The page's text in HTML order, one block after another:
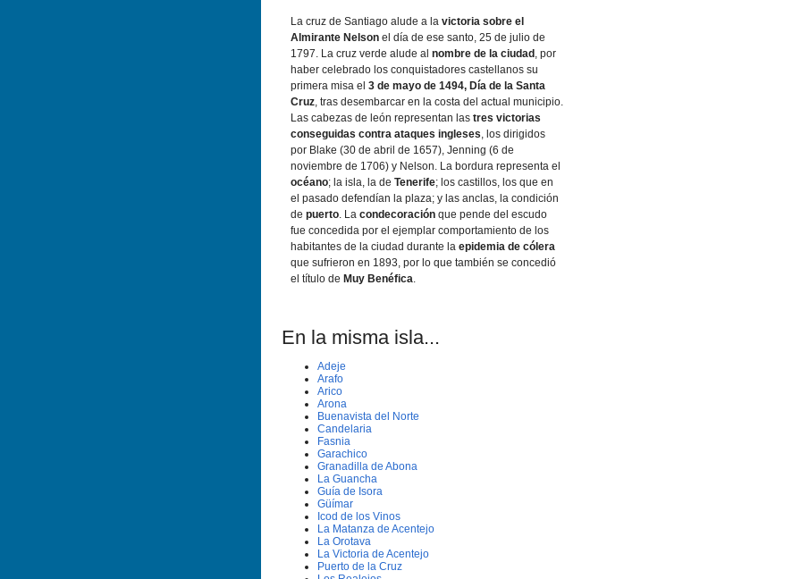
La cruz de Santiago alude a la victoria sobre el
Almirante Nelson el día de ese santo, 25 de julio de
1797. La cruz verde alude al nombre de la ciudad , por
haber celebrado los conquistadores castellanos su
primera misa el 3 de mayo de 1494, Día de la Santa
Cruz, tras desembarcar en la costa del actual municipio.
Las cabezas de león representan las tres victorias
conseguidas contra ataques ingleses, los dirigidos
por Blake (30 de abril de 1657), Jenning (6 de
noviembre de 1706) y Nelson. La bordura representa el
océano; la isla, la de Tenerife; los castillos, los que en
el pasado defendían la plaza; y las anclas, la condición
de puerto. La condecoración que pende del escudo
fue concedida por el ejemplar comportamiento de los
habitantes de la ciudad durante la epidemia de cólera
que sufrieron en 1893, por lo que también se concedió
el título de Muy Benéfica.
En la misma isla...
Adeje
Arafo
Arico
Arona
Buenavista del Norte
Candelaria
Fasnia
Garachico
Granadilla de Abona
La Guancha
Guí­a de Isora
Güí­mar
Icod de los Vinos
La Matanza de Acentejo
La Orotava
La Victoria de Acentejo
Puerto de la Cruz